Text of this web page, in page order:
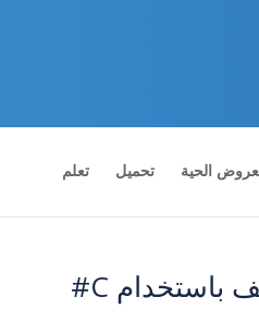
الحية تحميل تعلم